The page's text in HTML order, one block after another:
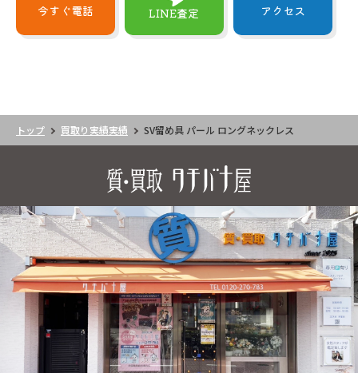
今すぐ電話 LINE査定 アクセス
トップ 買取り実績実績 SV留め具 パール ロングネックレス